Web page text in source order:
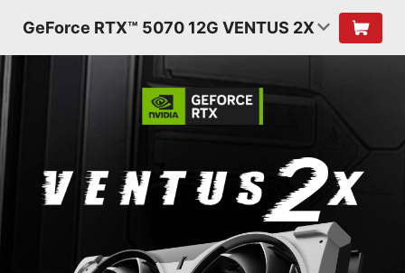
GeForce RTX™ 5070 12G VENTUS 2X